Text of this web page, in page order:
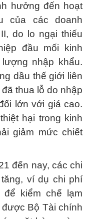
hưởng đến hoạt
của các doanh
do lo ngại thiếu
đầu mối kinh
nhập khẩu.
dầu thế giới liên
thua lỗ do nhập
lớn với giá cao.
hại trong kinh
giảm mức chiết
đến nay, các chi
ví dụ chi phí
để kiểm chế lạm
Bộ Tài chính